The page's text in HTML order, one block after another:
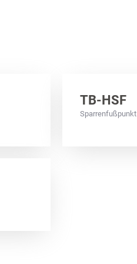
TB-HSF
Sparrenfußpunkt